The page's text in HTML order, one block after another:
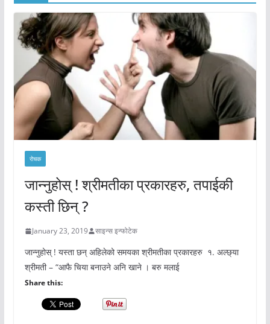
रोचक
जान्नुहोस् ! श्रीमतीका प्रकारहरु, तपाईकी
कस्ती छिन् ?
January 23, 2019 साइन्स इन्फोटेक
जान्नुहोस् ! यस्ता छन् अहिलेको समयका श्रीमतीका प्रकारहरु १. अल्छ्या
श्रीमती – “आफै चिया बनाउने अनि खाने । बरु मलाई
Share this: